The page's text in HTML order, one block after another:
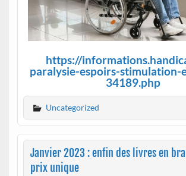
https://
paralysie-espoirs-stimulation-
34189.php
Uncategorized
Janvier 2023 : enfin des livres en
prix unique